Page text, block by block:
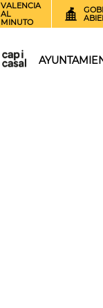
VALENCIA
AL
MINUTO